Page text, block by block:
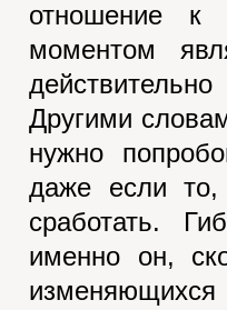
отношение к
моментом
Дpyгими
нужно
даже если
сpаботать.
именно он,
изменяющихся